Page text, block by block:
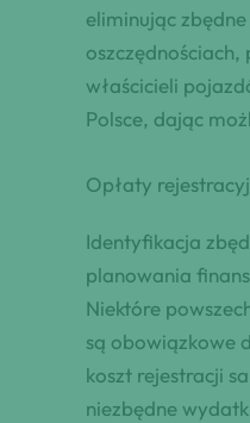
eliminując
właścicieli
Polsce, dając
Opłaty
Identyfikacja
planowania
Niektóre
są obowiązkowe
koszt rejestracji
niezbędne